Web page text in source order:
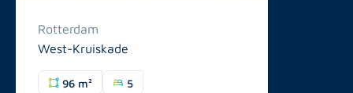
Rotterdam
West-Kruiskade
96 m² 5